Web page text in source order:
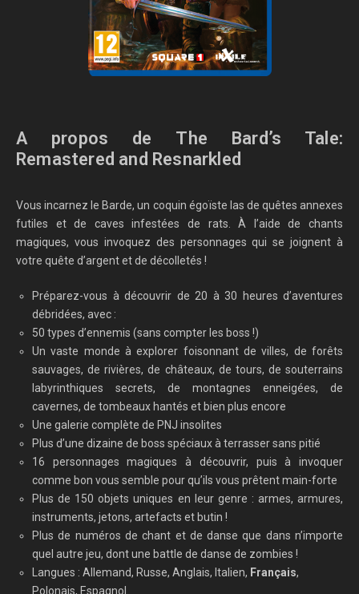
A propos de The Bard’s Tale:
Remastered and Resnarkled
Vous incarnez le Barde, un coquin égoïste las de quêtes annexes
futiles et de caves infestées de rats. À l’aide de chants
magiques, vous invoquez des personnages qui se joignent à
votre quête d’argent et de décolletés !
Préparez-vous à découvrir de 20 à 30 heures d’aventures
débridées, avec :
50 types d’ennemis (sans compter les boss !)
Un vaste monde à explorer foisonnant de villes, de forêts
sauvages, de rivières, de châteaux, de tours, de souterrains
labyrinthiques secrets, de montagnes enneigées, de
cavernes, de tombeaux hantés et bien plus encore
Une galerie complète de PNJ insolites
Plus d’une dizaine de boss spéciaux à terrasser sans pitié
16 personnages magiques à découvrir, puis à invoquer
comme bon vous semble pour qu’ils vous prêtent main-forte
Plus de 150 objets uniques en leur genre : armes, armures,
instruments, jetons, artefacts et butin !
Plus de numéros de chant et de danse que dans n’importe
quel autre jeu, dont une battle de danse de zombies !
Langues : Allemand, Russe, Anglais, Italien, Français,
Polonais, Espagnol.